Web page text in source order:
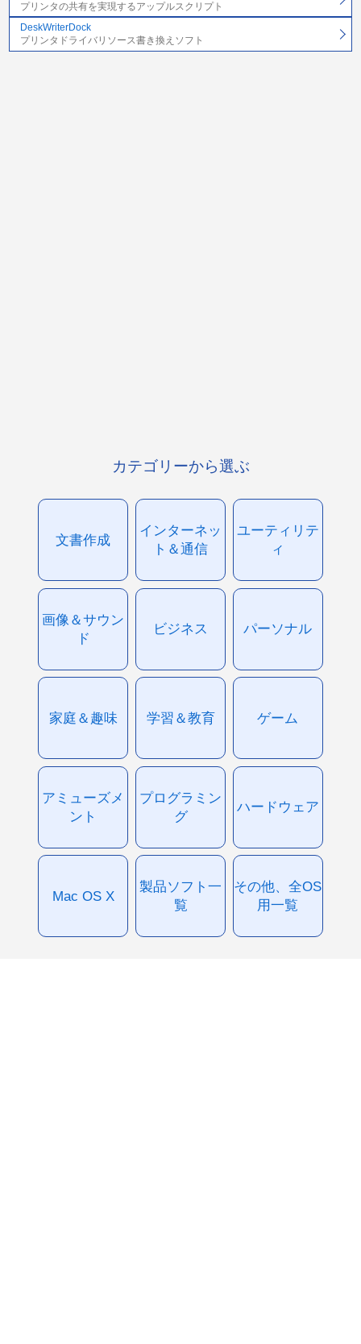
プリンタの共有を実現するアップルスクリプト
DeskWriterDock
プリンタドライバリソース書き換えソフト
カテゴリーから選ぶ
文書作成
インターネッ
ト＆通信
ユーティリテ
ィ
画像＆サウン
ド
ビジネス パーソナル
家庭＆趣味 学習＆教育 ゲーム
アミューズメ
ント
プログラミン
グ
ハードウェア
Mac OS X
製品ソフト一
覧
その他、全OS
用一覧